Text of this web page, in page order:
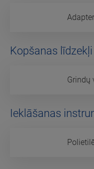
Kopšanas līdzekļi
Grindų
Ieklāšanas